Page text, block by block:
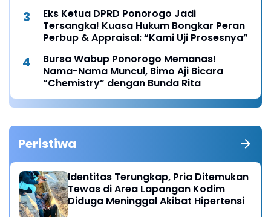
Eks Ketua DPRD Ponorogo Jadi
Tersangka! Kuasa Hukum Bongkar Peran
Perbup & Appraisal: “Kami Uji Prosesnya”
Bursa Wabup Ponorogo Memanas!
Nama-Nama Muncul, Bimo Aji Bicara
“Chemistry” dengan Bunda Rita
Peristiwa
Identitas Terungkap, Pria Ditemukan
Tewas di Area Lapangan Kodim
Diduga Meninggal Akibat Hipertensi